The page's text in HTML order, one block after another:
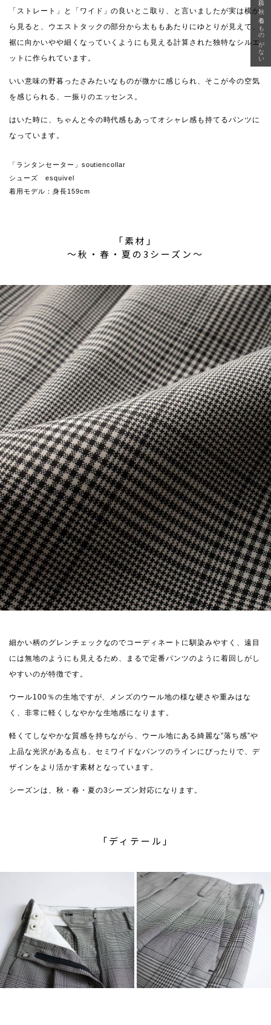
「ストレート」と「ワイド」の良いとこ取り、と言いましたが実は横か
ら見ると、ウエストタックの部分から太ももあたりにゆとりが見えて、
裾に向かいやや細くなっていくようにも見える計算された独特なシルエ
ットに作られています。
いい意味の野暮ったさみたいなものが微かに感じられ、そこが今の空気
を感じられる、一振りのエッセンス。
はいた時に、ちゃんと今の時代感もあってオシャレ感も持てるパンツに
なっています。
「ランタンセーター」soutiencollar
シューズ esquivel
着用モデル：身長159cm
「素材」
〜秋・春・夏の3シーズン〜
細かい柄のグレンチェックなのでコーディネートに馴染みやすく、遠目
には無地のようにも見えるため、まるで定番パンツのように着回しがし
やすいのが特徴です。
ウール100％の生地ですが、メンズのウール地の様な硬さや重みはな
く、非常に軽くしなやかな生地感になります。
軽くてしなやかな質感を持ちながら、ウール地にある綺麗な”落ち感”や
上品な光沢がある点も、セミワイドなパンツのラインにぴったりで、デ
ザインをより活かす素材となっています。
シーズンは、秋・春・夏の3シーズン対応になります。
「ディテール」
急に秋、着るものがない